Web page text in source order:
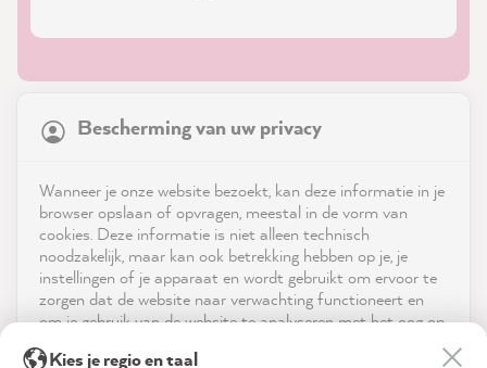
Service
Neem contact op met
Bescherming van uw privacy
Wanneer je onze website bezoekt, kan deze informatie in je
browser opslaan of opvragen, meestal in de vorm van
cookies. Deze informatie is niet alleen technisch
noodzakelijk, maar kan ook betrekking hebben op je, je
instellingen of je apparaat en wordt gebruikt om ervoor te
zorgen dat de website naar verwachting functioneert en
om je gebruik van de website te analyseren met het oog op
21,863Reviews
reviews-io
Kies je regio en taal